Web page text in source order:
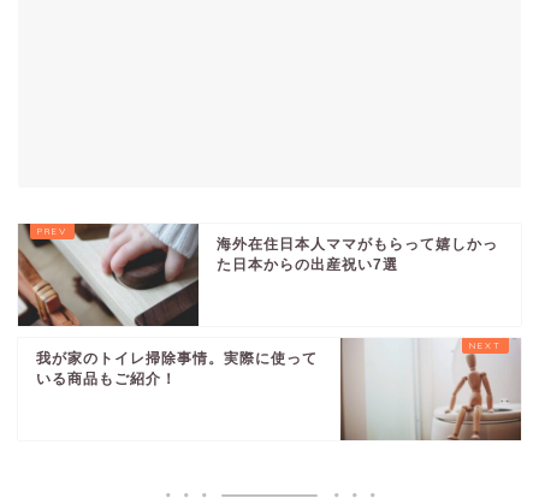
海外在住日本人ママがもらって嬉しかっ
た日本からの出産祝い7選
我が家のトイレ掃除事情。実際に使って
いる商品もご紹介！